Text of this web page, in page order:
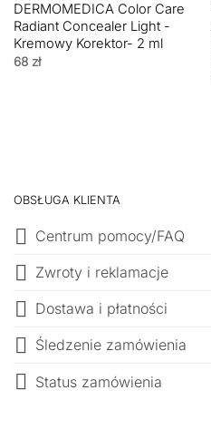
DERMOMEDICA Color Care
Radiant Concealer Light -
Kremowy Korektor- 2 ml
68 zł
OBSŁUGA KLIENTA
Centrum pomocy/FAQ
Zwroty i reklamacje
Dostawa i płatności
Śledzenie zamówienia
Status zamówienia